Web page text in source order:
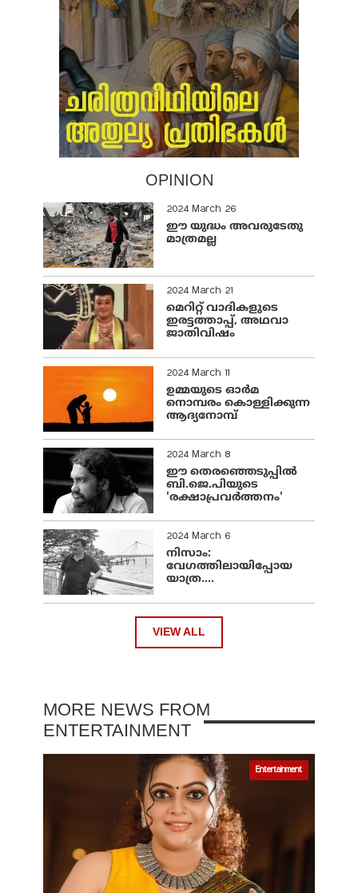
OPINION
2024 March 26
ഈ യുദ്ധം അവരുടേതു
മാത്രമല്ല
2024 March 21
മെറിറ്റ് വാദികളുടെ
ഇരട്ടത്താപ്പ്, അഥവാ
ജാതിവിഷം
2024 March 11
ഉമ്മയുടെ ഓർമ
നൊമ്പരം കൊള്ളിക്കുന്ന
ആദ്യനോമ്പ്
2024 March 8
ഈ തെരഞ്ഞെടുപ്പില്‍
ബി.ജെ.പിയുടെ
'രക്ഷാപ്രവര്‍ത്തനം'
2024 March 6
നിസാം:
വേഗത്തിലായിപ്പോയ
യാത്ര....
VIEW ALL
MORE NEWS FROM
ENTERTAINMENT
Entertainment